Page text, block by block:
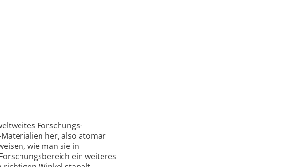
Forschungs­
her, also atomar
wie man sie in
ein weiteres